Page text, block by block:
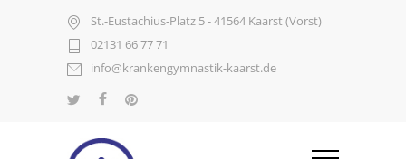
St.-Eustachius-Platz 5 - 41564 Kaarst (Vorst)
02131 66 77 71
info@krankengymnastik-kaarst.de